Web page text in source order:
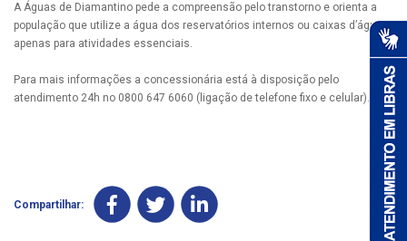
A Águas de Diamantino pede a compreensão pelo transtorno e orienta a
população que utilize a água dos reservatórios internos ou caixas d’água
apenas para atividades essenciais.
Para mais informações a concessionária está à disposição pelo
atendimento 24h no 0800 647 6060 (ligação de telefone fixo e celular).
Compartilhar: